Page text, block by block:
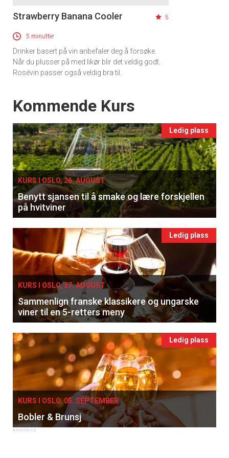
Strawberry Banana Cooler 5
5 minutter
Drinker basert på vin anbefaler deg å forsøke.
Når du plusser på med likør blir det veldig godt.
Rosévin passer også veldig bra til.
Events
Kommende Kurs
Ledig plass
KURS I OSLO, 26. AUGUST
Benytt sjansen til å smake og lære forskjellen
på hvitviner
Ledig plass
KURS I OSLO, 27. AUGUST
Sammenlign franske klassikere og ungarske
viner til en 5-retters meny
Ledig plass
KURS I OSLO, 05. SEPTEMBER
Bobler & Brunsj